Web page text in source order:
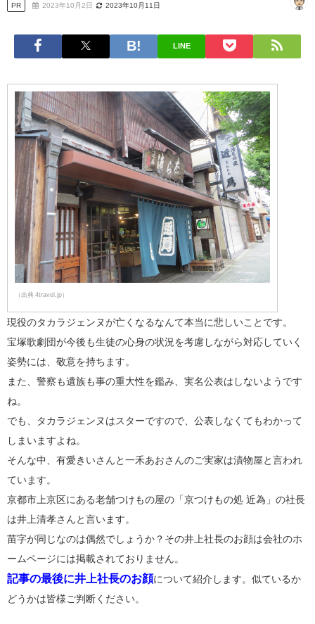
PR 2023年10月2日 2023年10月11日
LINE
（出典 4travel.jp）
現役のタカラジェンヌが亡くなるなんて本当に悲しいことです。
宝塚歌劇団が今後も生徒の心身の状況を考慮しながら対応していく
姿勢には、敬意を持ちます。
また、警察も遺族も事の重大性を鑑み、実名公表はしないようです
ね。
でも、タカラジェンヌはスターですので、公表しなくてもわかって
しまいますよね。
そんな中、有愛きいさんと一禾あおさんのご実家は漬物屋と言われ
ています。
京都市上京区にある老舗つけもの屋の「京つけもの処 近為」の社長
は井上清孝さんと言います。
苗字が同じなのは偶然でしょうか？その井上社長のお顔は会社のホ
ームページには掲載されておりません。
記事の最後に井上社長のお顔について紹介します。似ているか
どうかは皆様ご判断ください。